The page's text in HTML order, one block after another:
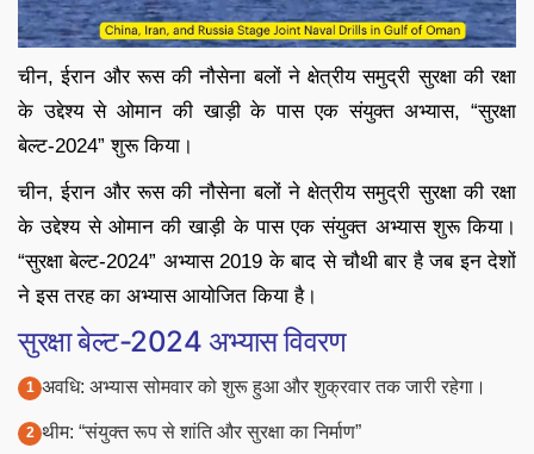
चीन, ईरान और रूस की नौसेना बलों ने क्षेत्रीय समुद्री सुरक्षा की रक्षा
के उद्देश्य से ओमान की खाड़ी के पास एक संयुक्त अभ्यास, “सुरक्षा
बेल्ट-2024” शुरू किया।
चीन, ईरान और रूस की नौसेना बलों ने क्षेत्रीय समुद्री सुरक्षा की रक्षा
के उद्देश्य से ओमान की खाड़ी के पास एक संयुक्त अभ्यास शुरू किया।
“सुरक्षा बेल्ट-2024” अभ्यास 2019 के बाद से चौथी बार है जब इन देशों
ने इस तरह का अभ्यास आयोजित किया है।
सुरक्षा बेल्ट-2024 अभ्यास विवरण
अवधि: अभ्यास सोमवार को शुरू हुआ और शुक्रवार तक जारी रहेगा।
थीम: “संयुक्त रूप से शांति और सुरक्षा का निर्माण”